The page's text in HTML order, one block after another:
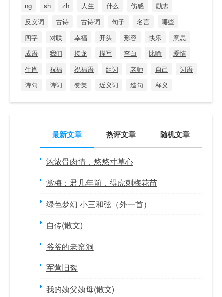
ng sh zh 人生 什么 伤感
励志
反义词
古诗 古诗词 句子 名言
哪些
四字
对联 幸福 开头 形容 快乐
意思
成语
我们 接龙 描写 李白 比喻
爱情
生肖
祝福 祝福语 组词 老师 自己
词语
诗句
诗词 赞美 近义词 造句 释义
最新文章 热评文章 随机文章
浓浓骨肉情，悠悠寸草心
赏梅：君几年前，得虎刺梅花苗
绿色梦幻 小三和弦（外一首）
自传(散文)
爷爷的老窑洞
军营旧絮
我的姨父姨母(散文)